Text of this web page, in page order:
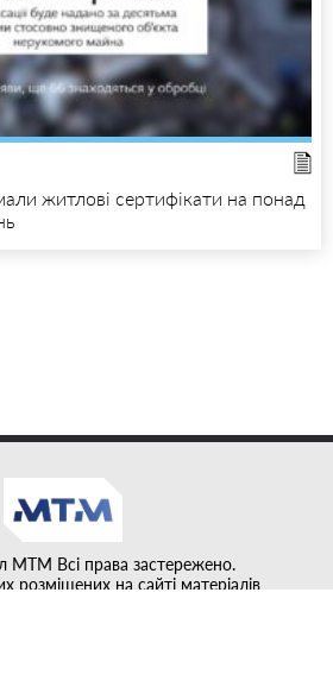
житлові сертифікати на понад
MTM Всі права застережено.
розміщених на сайті матеріалів